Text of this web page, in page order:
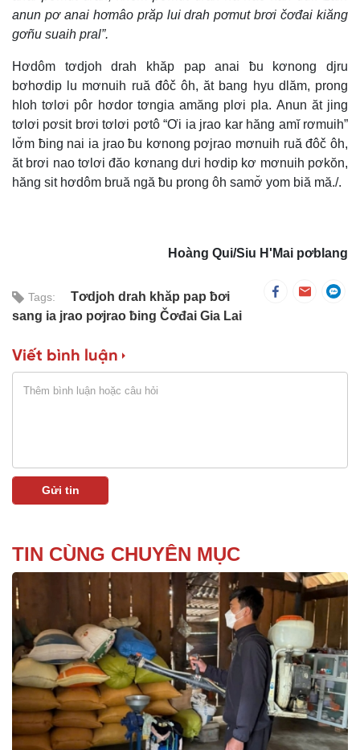
anun pơ anai hơmâo prăp lui drah pơmut brơi čơđai kiăng
gơñu suaih pral”.
Hơdôm tơdjoh drah khăp pap anai ƀu kơnong djru
bơhơdip lu mơnuih ruă đôč ôh, ăt bang hyu dlăm, prong
hloh tơlơi pôr hơdor tơngia amăng plơi pla. Anun ăt jing
tơlơi pơsit brơi tơlơi pơtô “Ơi ia jrao kar hăng amĭ rơmuih”
lơ̆m ƀing nai ia jrao ƀu kơnong pơjrao mơnuih ruă đôč ôh,
ăt brơi nao tơlơi đăo kơnang dưi hơdip kơ mơnuih pơkŏn,
hăng sit hơdôm bruă ngă ƀu prong ôh samơ̆ yom biă mă./.
Hoàng Qui/Siu H'Mai pơblang
Tags:
Tơdjoh drah khăp pap ƀơi
sang ia jrao pơjrao ƀing Čơđai Gia Lai
Viết bình luận
TIN CÙNG CHUYÊN MỤC